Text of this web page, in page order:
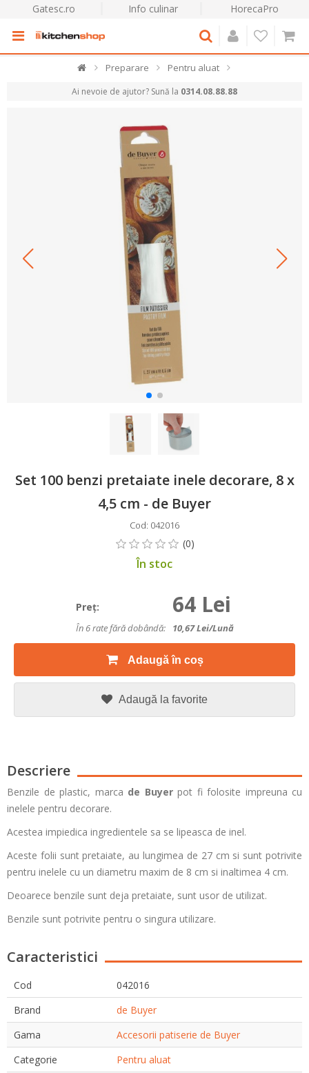
Gatesc.ro Info culinar HorecaPro
Preparare Pentru aluat
Ai nevoie de ajutor? Sună la 0314.08.88.88
Set 100 benzi pretaiate inele decorare, 8 x
4,5 cm - de Buyer
Cod: 042016
În stoc
Preţ: 64 Lei
În 6 rate fără dobândă: 10,67Lei/lună
Adaugă în coș
Adaugă la favorite
Descriere
Benzile de plastic, marca de Buyerpot fi folosite impreuna cu
inelele pentru decorare.
Acestea impiedica ingredientele sa se lipeasca de inel.
Aceste folii sunt pretaiate, au lungimea de 27 cm si sunt potrivite
pentru inelele cu un diametru maxim de 8 cm si inaltimea 4 cm.
Deoarece benzile sunt deja pretaiate, sunt usor de utilizat.
Benzile sunt potrivite pentru o singura utilizare.
Caracteristici
Cod
042016
Brand
de Buyer
Gama
Accesorii patiserie de Buyer
Categorie
Pentru aluat